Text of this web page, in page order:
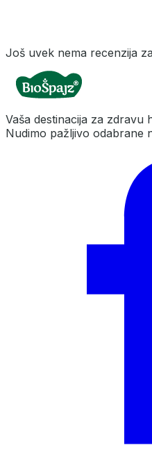
Još uvek nema recenzija
Vaša destinacija za zdravu
Nudimo pažljivo odabrane